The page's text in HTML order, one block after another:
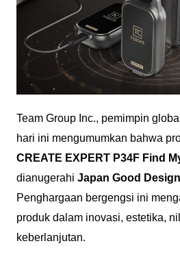
Team Group Inc., pemimpin
hari ini mengumumkan bahwa
CREATE EXPERT P34F Find
dianugerahi Japan Good
Penghargaan bergengsi ini
produk dalam inovasi, estetika,
keberlanjutan.